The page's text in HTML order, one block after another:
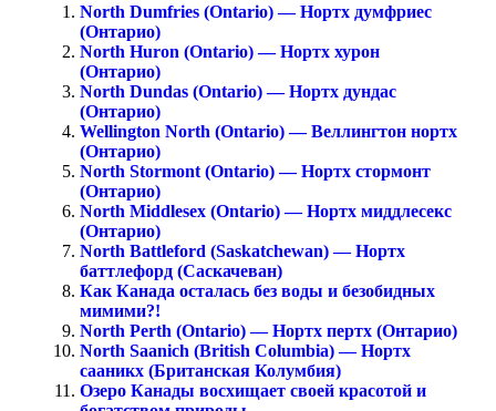
North Dumfries (Ontario) — Нортх думфриес
(Онтарио)
North Huron (Ontario) — Нортх хурон
(Онтарио)
North Dundas (Ontario) — Нортх дундас
(Онтарио)
Wellington North (Ontario) — Веллингтон нортх
(Онтарио)
North Stormont (Ontario) — Нортх стормонт
(Онтарио)
North Middlesex (Ontario) — Нортх миддлесекс
(Онтарио)
North Battleford (Saskatchewan) — Нортх
баттлефорд (Саскачеван)
Как Канада осталась без воды и безобидных
мимими?!
North Perth (Ontario) — Нортх пертх (Онтарио)
North Saanich (British Columbia) — Нортх
сааникх (Британская Колумбия)
Озеро Канады восхищает своей красотой и